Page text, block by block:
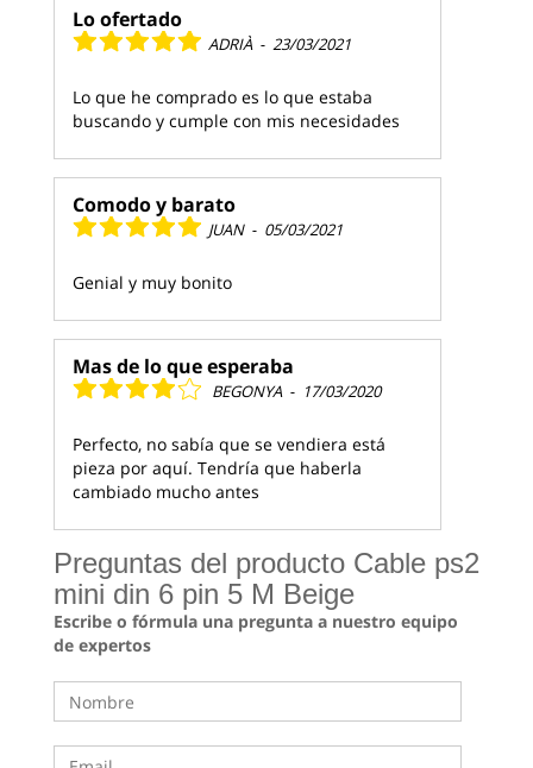
Lo ofertado
ADRIÀ - 23/03/2021
Lo que he comprado es lo que estaba
buscando y cumple con mis necesidades
Comodo y barato
JUAN - 05/03/2021
Genial y muy bonito
Mas de lo que esperaba
BEGONYA - 17/03/2020
Perfecto, no sabía que se vendiera está
pieza por aquí. Tendría que haberla
cambiado mucho antes
Preguntas del producto Cable ps2
mini din 6 pin 5 M Beige
Escribe o fórmula una pregunta a nuestro equipo
de expertos